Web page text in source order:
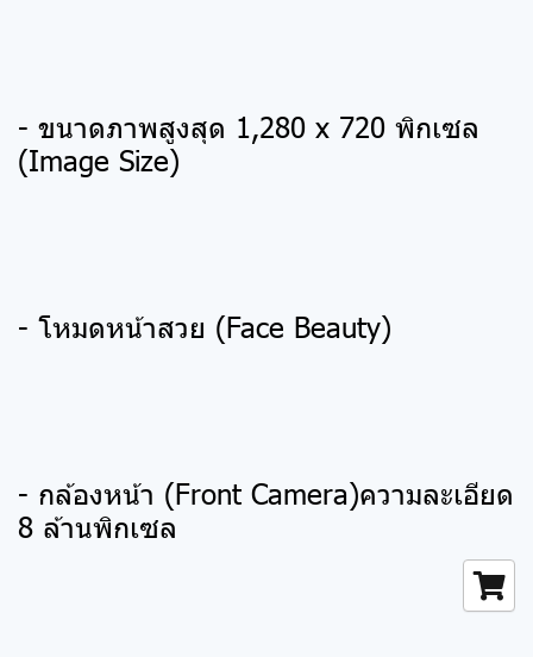
- ขนาดภาพสูงสุด 1,280 x 720 พิกเซล
(Image Size)
- โหมดหน้าสวย (Face Beauty)
- กล้องหน้า (Front Camera)ความละเอียด
8 ล้านพิกเซล